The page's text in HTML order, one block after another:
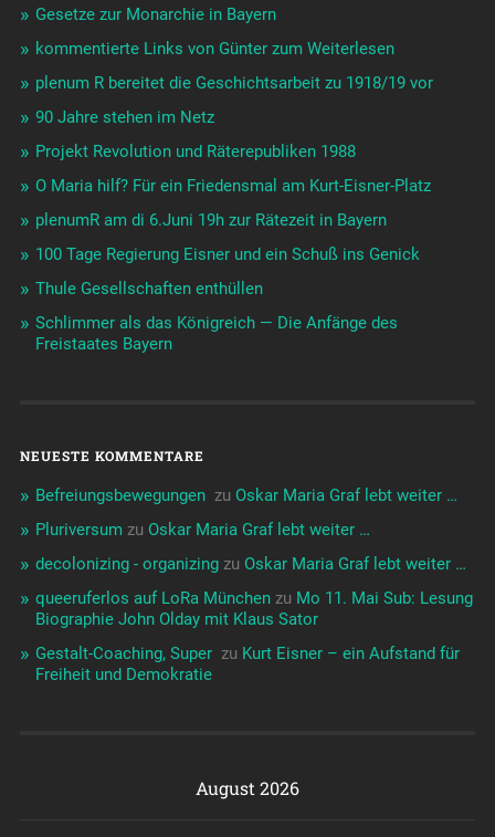
Gesetze zur Monarchie in Bayern
kommentierte Links von Günter zum Weiterlesen
plenum R bereitet die Geschichtsarbeit zu 1918/19 vor
90 Jahre stehen im Netz
Projekt Revolution und Räterepubliken 1988
O Maria hilf? Für ein Friedensmal am Kurt-Eisner-Platz
plenumR am di 6.Juni 19h zur Rätezeit in Bayern
100 Tage Regierung Eisner und ein Schuß ins Genick
Thule Gesellschaften enthüllen
Schlimmer als das Königreich — Die Anfänge des
Freistaates Bayern
NEUESTE KOMMENTARE
Befreiungsbewegungen ️‍ zu Oskar Maria Graf lebt weiter …
Pluriversum zu Oskar Maria Graf lebt weiter …
decolonizing - organizingzu Oskar Maria Graf lebt weiter …
queeruferlos auf LoRa Münchenzu Mo 11. Mai Sub: Lesung
Biographie John Olday mit Klaus Sator
Gestalt-Coaching, Super ️‍ zu Kurt Eisner – ein Aufstand für
Freiheit und Demokratie
August 2026